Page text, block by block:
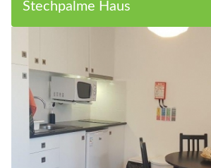
Stechpalme Haus